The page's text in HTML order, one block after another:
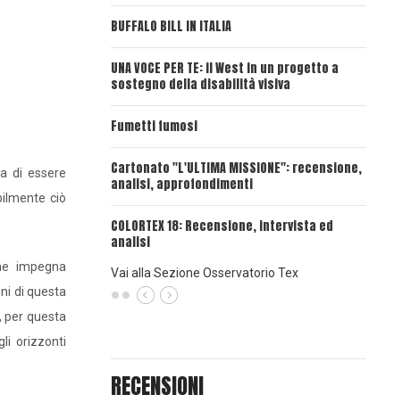
di essere
ciò
impegna
di questa
per questa
orizzonti
BUFFALO BILL IN ITALIA
UNA VOCE PER TE: il West in un progetto a
sostegno della disabilità visiva
Fumetti fumosi
Cartonato "L'ULTIMA MISSIONE": recensione,
analisi, approfondimenti
COLORTEX 18: Recensione, intervista ed
analisi
UNA
UNA
UNA
UNA
Vai alla Sezione Osservatorio Tex
RECENSIONI